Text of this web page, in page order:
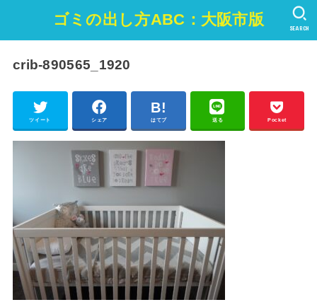
ゴミの出し方ABC：大阪市版 SEARCH
crib-890565_1920
ツイート シェア はてブ 送る Pocket